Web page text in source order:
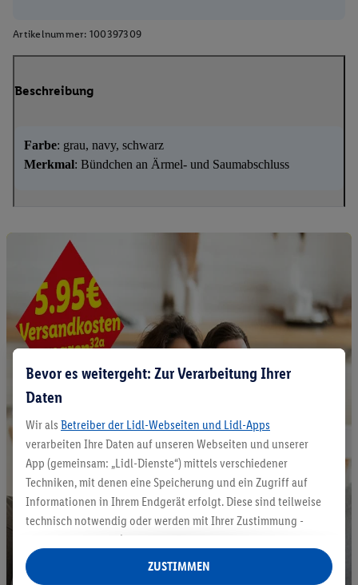
Artikelnummer: 100397309
Beschreibung
Farbe: grau, navy, schwarz
Merkmal: Bündchen an Ärmel- und Saumabschluss
Bevor es weitergeht: Zur Verarbeitung Ihrer
Daten
Wir als Betreiber der Lidl-Webseiten und Lidl-Apps
verarbeiten Ihre Daten auf unseren Webseiten und unserer
App (gemeinsam: „Lidl-Dienste“) mittels verschiedener
Techniken, mit denen eine Speicherung und ein Zugriff auf
Informationen in Ihrem Endgerät erfolgt. Diese sind teilweise
technisch notwendig oder werden mit Ihrer Zustimmung -
auch durch Partner (u.a.
Verantwortliche; im Zusammenhang mit dem IAB TCF
insgesamt
ZUSTIMMEN